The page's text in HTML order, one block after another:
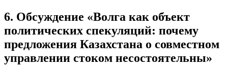
6. Обсуждение «Волга как объект
политических спекуляций: почему
предложения Казахстана о совместном
управлении стоком несостоятельны»